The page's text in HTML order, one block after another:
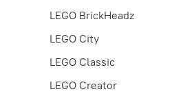
LEGO BrickHeadz
LEGO City
LEGO Classic
LEGO Creator